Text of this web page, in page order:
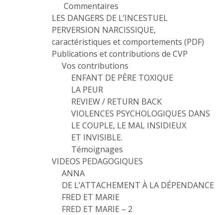
Commentaires
LES DANGERS DE L’INCESTUEL
PERVERSION NARCISSIQUE,
caractéristiques et comportements (PDF)
Publications et contributions de CVP
Vos contributions
ENFANT DE PÈRE TOXIQUE
LA PEUR
REVIEW / RETURN BACK
VIOLENCES PSYCHOLOGIQUES DANS
LE COUPLE, LE MAL INSIDIEUX
ET INVISIBLE.
Témoignages
VIDEOS PEDAGOGIQUES
ANNA
DE L’ATTACHEMENT À LA DÉPENDANCE
FRED ET MARIE
FRED ET MARIE – 2